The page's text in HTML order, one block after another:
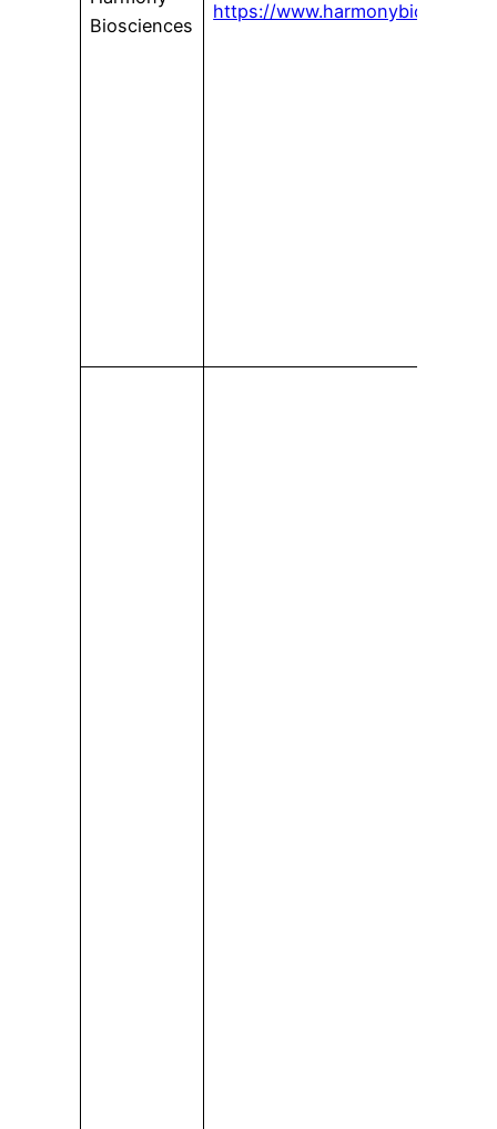
Biosciences
https://